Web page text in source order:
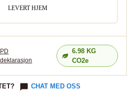
LEVERT HJEM
6.98KG
CO2e
CHAT MED OSS